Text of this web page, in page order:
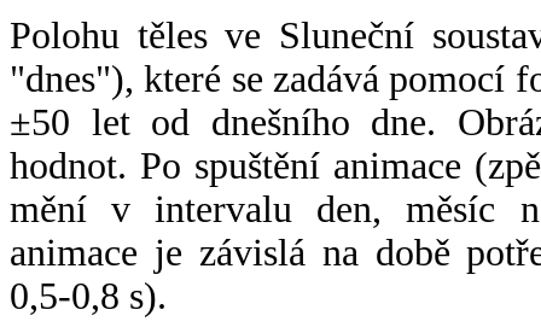
Polohu těles ve Sluneční
"dnes"), které se zadává pomocí
±50 let od dnešního dne.
hodnot. Po spuštění animace
mění v intervalu den, měsíc
animace je závislá na době
0,5-0,8 s).